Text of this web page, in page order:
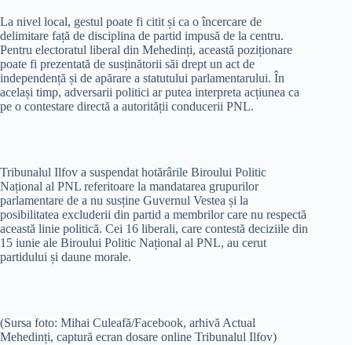
La nivel local, gestul poate fi citit și ca o încercare de
delimitare față de disciplina de partid impusă de la centru.
Pentru electoratul liberal din Mehedinți, această poziționare
poate fi prezentată de susținătorii săi drept un act de
independență și de apărare a statutului parlamentarului. În
același timp, adversarii politici ar putea interpreta acțiunea ca
pe o contestare directă a autorității conducerii PNL.
Tribunalul Ilfov a suspendat hotărârile Biroului Politic
Național al PNL referitoare la mandatarea grupurilor
parlamentare de a nu susține Guvernul Vestea și la
posibilitatea excluderii din partid a membrilor care nu respectă
această linie politică. Cei 16 liberali, care contestă deciziile din
15 iunie ale Biroului Politic Național al PNL, au cerut
partidului și daune morale.
(Sursa foto: Mihai Culeafă/Facebook, arhivă Actual
Mehedinți, captură ecran dosare online Tribunalul Ilfov)